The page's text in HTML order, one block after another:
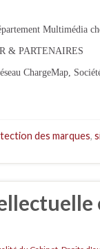
Multimédia
& PARTENAIRES
ChargeMap,
des marques,